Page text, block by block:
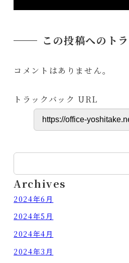
この投稿へのト
コメントはありません。
トラックバック URL
検
索
Archives
2024年6月
2024年5月
2024年4月
2024年3月